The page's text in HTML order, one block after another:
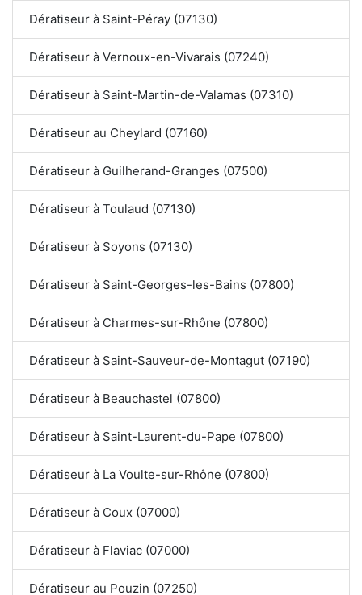
Dératiseur à Saint-Péray (07130)
Dératiseur à Vernoux-en-Vivarais (07240)
Dératiseur à Saint-Martin-de-Valamas (07310)
Dératiseur au Cheylard (07160)
Dératiseur à Guilherand-Granges (07500)
Dératiseur à Toulaud (07130)
Dératiseur à Soyons (07130)
Dératiseur à Saint-Georges-les-Bains (07800)
Dératiseur à Charmes-sur-Rhône (07800)
Dératiseur à Saint-Sauveur-de-Montagut (07190)
Dératiseur à Beauchastel (07800)
Dératiseur à Saint-Laurent-du-Pape (07800)
Dératiseur à La Voulte-sur-Rhône (07800)
Dératiseur à Coux (07000)
Dératiseur à Flaviac (07000)
Dératiseur au Pouzin (07250)